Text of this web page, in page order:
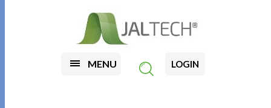
MENU LOGIN